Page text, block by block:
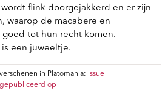
flink doorgejakkerd en er zijn
waarop de macabere en
tot hun recht komen.
is een juweeltje.
verschenen in Platomania: Issue
gepubliceerd op